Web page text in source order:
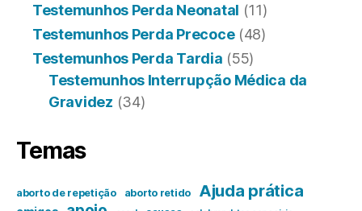
Testemunhos Perda Neonatal (11)
Testemunhos Perda Precoce(48)
Testemunhos Perda Tardia (55)
Testemunhos Interrupção Médica da
Gravidez (34)
Temas
aborto de repetição aborto retido Ajuda prática